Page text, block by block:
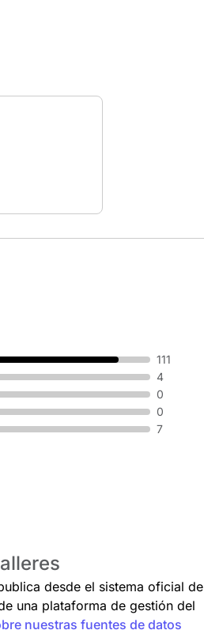
111
4
0
0
7
desde el sistema oficial de
una plataforma de gestión del
nuestras fuentes de datos